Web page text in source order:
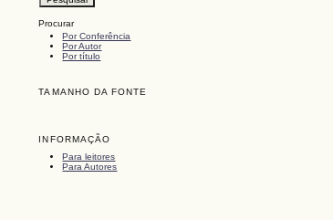
Procurar
Por Conferência
Por Autor
Por título
TAMANHO DA FONTE
INFORMAÇÃO
Para leitores
Para Autores